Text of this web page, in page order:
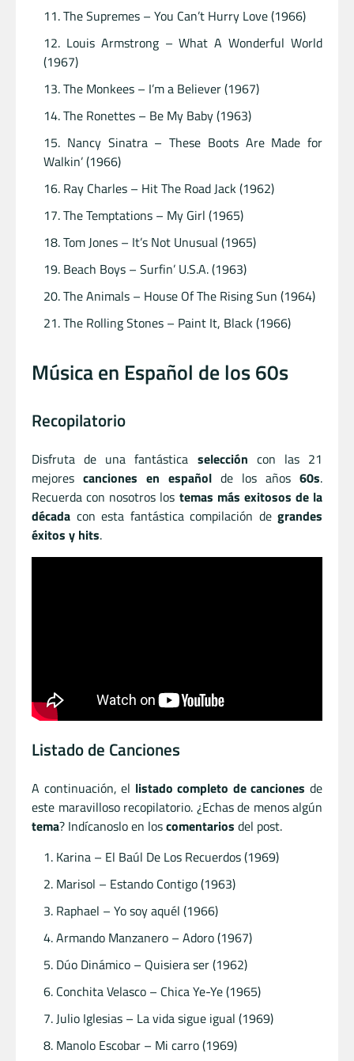
The Supremes – You Can’t Hurry Love (1966)
Louis Armstrong – What A Wonderful World
(1967)
The Monkees – I’m a Believer (1967)
The Ronettes – Be My Baby (1963)
Nancy Sinatra – These Boots Are Made for
Walkin’ (1966)
Ray Charles – Hit The Road Jack (1962)
The Temptations – My Girl (1965)
Tom Jones – It’s Not Unusual (1965)
Beach Boys – Surfin’ U.S.A. (1963)
The Animals – House Of The Rising Sun (1964)
The Rolling Stones – Paint It, Black (1966)
Música en Español de los 60s
Recopilatorio
Disfruta de una fantástica selección con las 21
mejores canciones en español de los años 60s.
Recuerda con nosotros los temas más exitosos de la
década con esta fantástica compilación de grandes
éxitos y hits.
Listado de Canciones
A continuación, el listado completo de canciones de
este maravilloso recopilatorio. ¿Echas de menos algún
tema? Indícanoslo en loscomentarios del post.
Karina – El Baúl De Los Recuerdos (1969)
Marisol – Estando Contigo (1963)
Raphael – Yo soy aquél (1966)
Armando Manzanero – Adoro (1967)
Dúo Dinámico – Quisiera ser (1962)
Conchita Velasco – Chica Ye-Ye (1965)
Julio Iglesias – La vida sigue igual (1969)
Manolo Escobar – Mi carro (1969)